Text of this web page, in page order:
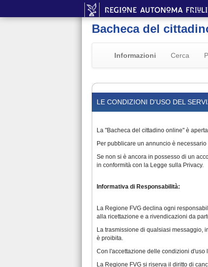
Bacheca del
Informazioni Cerca
LE CONDIZIONI D'USO DEL
La "Bacheca del cittadino online" è
Per pubblicare un annuncio è
Se non si è ancora in possesso di un
in conformità con la Legge sulla Privacy.
Informativa di Responsabilità:
La Regione FVG declina ogni
alla ricettazione e a rivendicazioni da
La trasmissione di qualsiasi messaggio,
è proibita.
Con l'accettazione delle condizioni d'uso
La Regione FVG si riserva il diritto di